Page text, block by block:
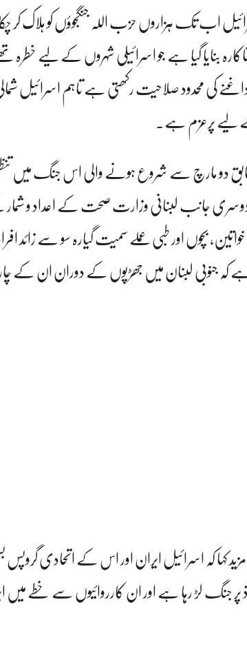
اب تک ہزاروں حزب اللہ جنگجوؤں کو ہلاک
بنایا گیا ہے جو اسرائیلی شہروں کے لیے خطرہ
کی محدود صلاحیت رکھتی ہے تاہم اسرائیل
لیے پرعزم ہے۔
دو مارچ سے شروع ہونے والی اس جنگ میں
جانب لبنانی وزارت صحت کے اعداد و
خواتین، بچوں اور طبی عملے سمیت گیارہ سو سے زائد
جنوبی لبنان میں جھڑپوں کے دوران ان کے
کہا کہ اسرائیل ایران اور اس کے اتحادی
جنگ لڑ رہا ہے اور ان کارروائیوں سے خطے میں